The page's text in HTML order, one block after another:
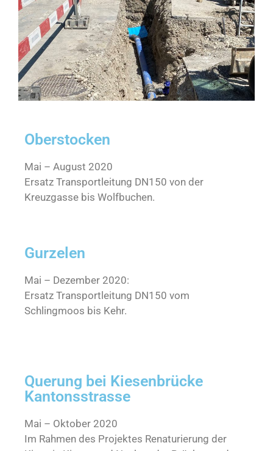
Oberstocken
Mai – August 2020
Ersatz Transportleitung DN150 von der
Kreuzgasse bis Wolfbuchen.
Gurzelen
Mai – Dezember 2020:
Ersatz Transportleitung DN150 vom
Schlingmoos bis Kehr.
Querung bei Kiesenbrücke
Kantonsstrasse
Mai – Oktober 2020
Im Rahmen des Projektes Renaturierung der